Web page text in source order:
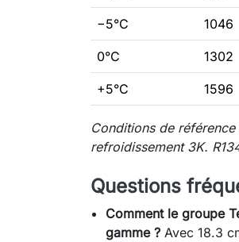
−5°C 1046
0°C 1302
+5°C 1596
Conditions de
refroidissement 3K.
Questions
Comment le groupe
gamme ? Avec 18.3